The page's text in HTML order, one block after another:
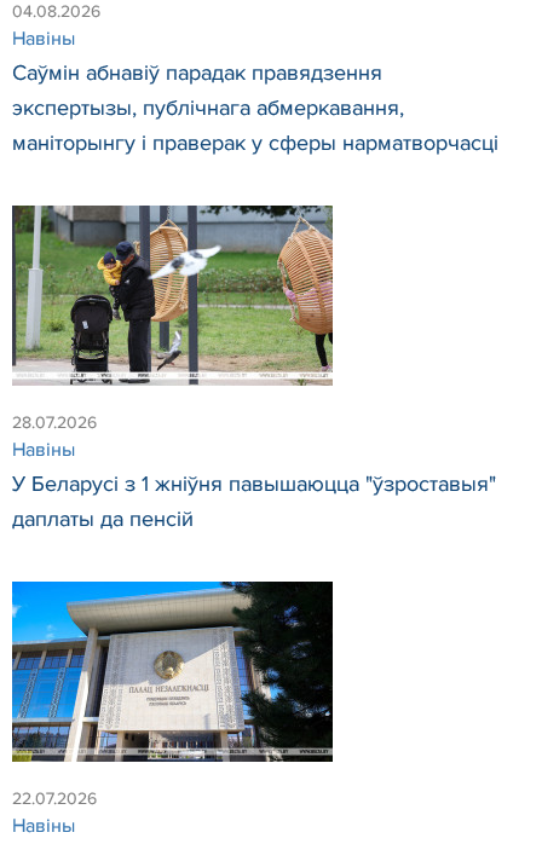
04.08.2026
Навіны
Саўмін абнавіў парадак правядзення
экспертызы, публічнага абмеркавання,
маніторынгу і праверак у сферы нарматворчасці
28.07.2026
Навіны
У Беларусі з 1 жніўня павышаюцца "ўзроставыя"
даплаты да пенсій
22.07.2026
Навіны